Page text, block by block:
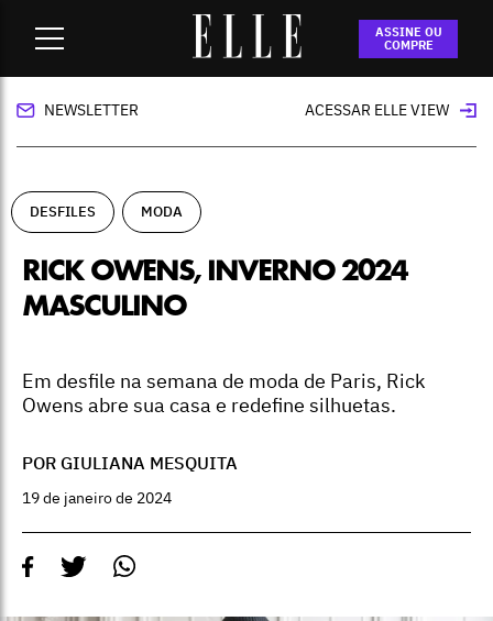
ASSINE OU
COMPRE
Rick Owens, inverno 2024 masculino
NEWSLETTER ACESSAR ELLE VIEW
DESFILES MODA
RICK OWENS, INVERNO 2024
MASCULINO
Em desfile na semana de moda de Paris, Rick
Owens abre sua casa e redefine silhuetas.
POR GIULIANA MESQUITA
19 de janeiro de 2024